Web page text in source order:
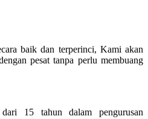
baik dan terperinci, Kami akan
pesat tanpa perlu membuang
15 tahun dalam pengurusan